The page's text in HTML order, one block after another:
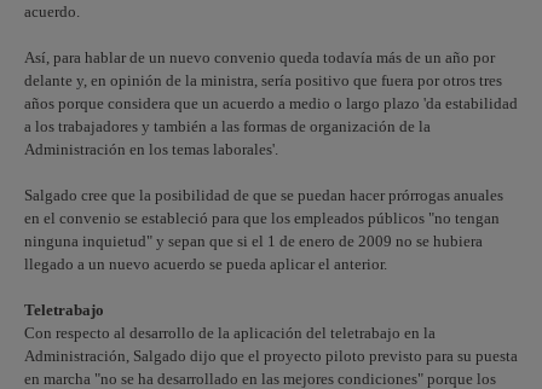
acuerdo.
Así, para hablar de un nuevo convenio queda todavía más de un año por
delante y, en opinión de la ministra, sería positivo que fuera por otros tres
años porque considera que un acuerdo a medio o largo plazo 'da estabilidad
a los trabajadores y también a las formas de organización de la
Administración en los temas laborales'.
Salgado cree que la posibilidad de que se puedan hacer prórrogas anuales
en el convenio se estableció para que los empleados públicos "no tengan
ninguna inquietud" y sepan que si el 1 de enero de 2009 no se hubiera
llegado a un nuevo acuerdo se pueda aplicar el anterior.
Teletrabajo
Con respecto al desarrollo de la aplicación del teletrabajo en la
Administración, Salgado dijo que el proyecto piloto previsto para su puesta
en marcha "no se ha desarrollado en las mejores condiciones" porque los